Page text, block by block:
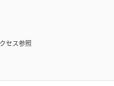
セス参照